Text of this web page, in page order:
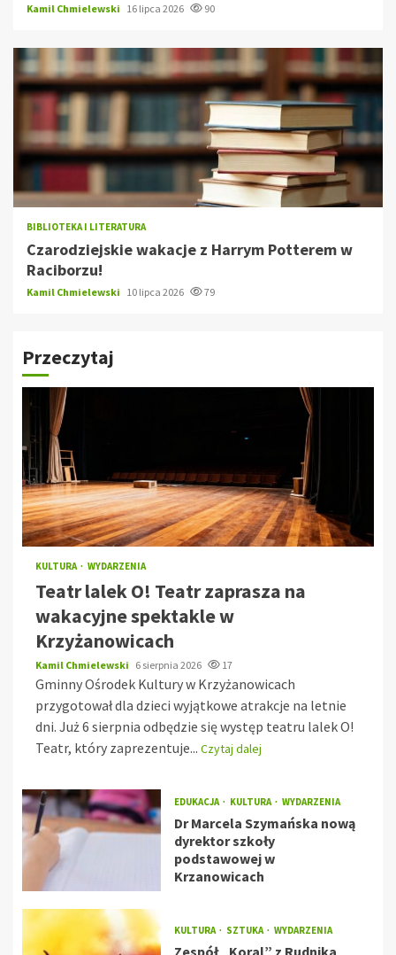
Kamil Chmielewski 16 lipca 2026 90
BIBLIOTEKA I LITERATURA
Czarodziejskie wakacje z Harrym Potterem w
Raciborzu!
Kamil Chmielewski 10 lipca 2026 79
Przeczytaj
KULTURA WYDARZENIA
Teatr lalek O! Teatr zaprasza na
wakacyjne spektakle w
Krzyżanowicach
Kamil Chmielewski 6 sierpnia 2026 17
Gminny Ośrodek Kultury w Krzyżanowicach
przygotował dla dzieci wyjątkowe atrakcje na letnie
dni. Już 6 sierpnia odbędzie się występ teatru lalek O!
Teatr, który zaprezentuje... Czytaj dalej
EDUKACJA KULTURA WYDARZENIA
Dr Marcela Szymańska nową
dyrektor szkoły
podstawowej w
Krzanowicach
KULTURA SZTUKA WYDARZENIA
Zespół „Koral” z Rudnika